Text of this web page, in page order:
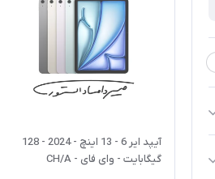
آیپد ایر 6 - 13 اینچ - 2024 - 128
گیگابایت - وای فای - CH/A